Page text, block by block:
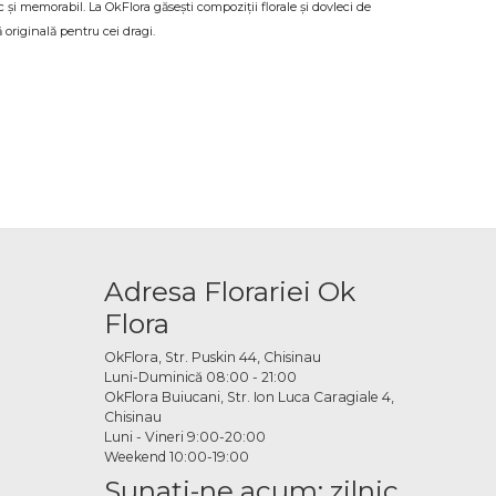
memorabil. La OkFlora găsești compoziții florale și dovleci de
pentru cei dragi.
aparte
disponibile
online
Echipa OkFlora se ocupă de pregătire și livrare la timp, astfel
Adresa Florariei Ok
Flora
OkFlora, Str. Puskin 44, Chisinau
Luni-Duminică 08:00 - 21:00
OkFlora Buiucani, Str. Ion Luca Caragiale 4,
Chisinau
Luni - Vineri 9:00-20:00
Weekend 10:00-19:00